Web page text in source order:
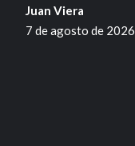
Juan Viera
7 de agosto de 2026